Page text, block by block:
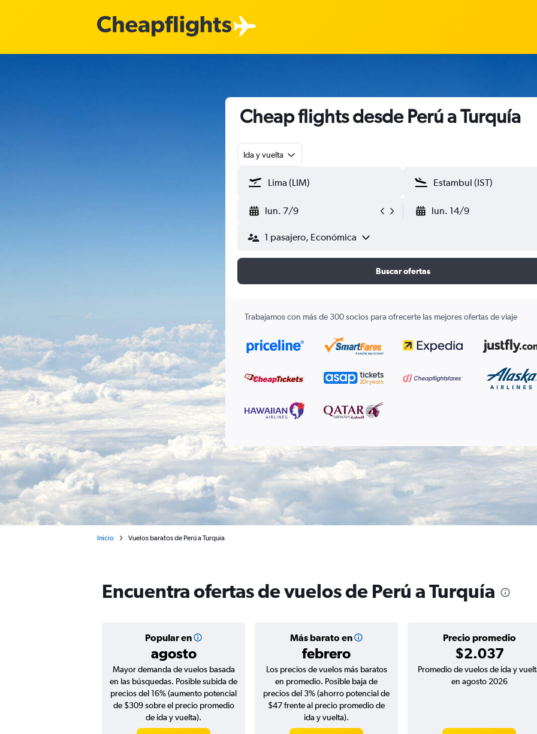
Cheap flights desde Perú a Turquía
Ida y vuelta
lun. 7/9 lun. 14/9
1 pasajero, Económica
Buscar ofertas
Trabajamos con más de 300 socios para ofrecerte las mejores ofertas de viaje
Inicio Vuelos baratos de Perú a Turquía
Encuentra ofertas de vuelos de Perú a Turquía
Popular en
agosto
Más barato en
febrero
Precio promedio
$2.037
Mayor demanda de vuelos basada
en las búsquedas. Posible subida de
precios del 16% (aumento potencial
de $309 sobre el precio promedio
de ida y vuelta).
Los precios de vuelos más baratos
en promedio. Posible baja de
precios del 3% (ahorro potencial de
$47 frente al precio promedio de
ida y vuelta).
Promedio de vuelos de ida y
en agosto 2026